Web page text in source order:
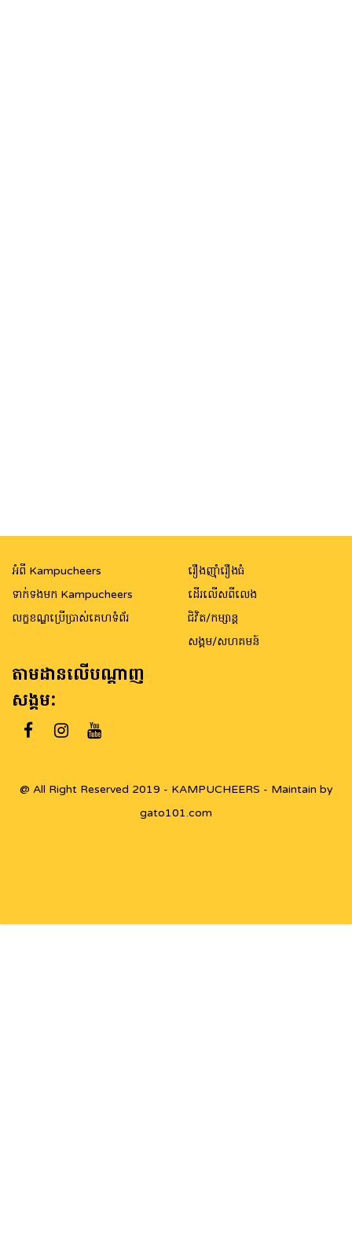
អំពី Kampucheers
ទាក់ទងមក Kampucheers
លក្ខខណ្ឌប្រើប្រាស់គេហទំព័រ
រឿងញ៉ាំរឿងធំ
ដើរលើសពីលេង
ជិវិត/កម្សាន្ត
សង្គម/សហគមន៍
តាមដានលើបណ្តាញ
សង្គម:
@ All Right Reserved 2019 - KAMPUCHEERS - Maintain by
gato101.com